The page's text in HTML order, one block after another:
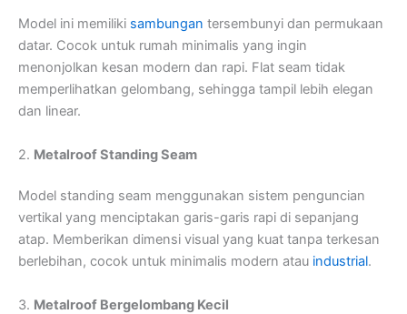
Model ini memiliki sambungan tersembunyi dan permukaan
datar. Cocok untuk rumah minimalis yang ingin
menonjolkan kesan modern dan rapi. Flat seam tidak
memperlihatkan gelombang, sehingga tampil lebih elegan
dan linear.
2. Metalroof Standing Seam
Model standing seam menggunakan sistem penguncian
vertikal yang menciptakan garis-garis rapi di sepanjang
atap. Memberikan dimensi visual yang kuat tanpa terkesan
berlebihan, cocok untuk minimalis modern atau industrial.
3. Metalroof Bergelombang Kecil